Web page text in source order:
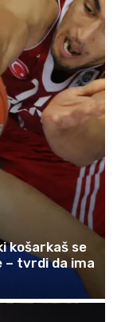
košarkaš se
– tvrdi da ima